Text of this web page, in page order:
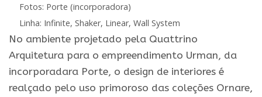
Fotos: Porte (incorporadora)
Linha: Infinite, Shaker, Linear, Wall System
No ambiente projetado pela Quattrino
Arquitetura para o empreendimento Urman, da
incorporadara Porte, o design de interiores é
realçado pelo uso primoroso das coleções Ornare,